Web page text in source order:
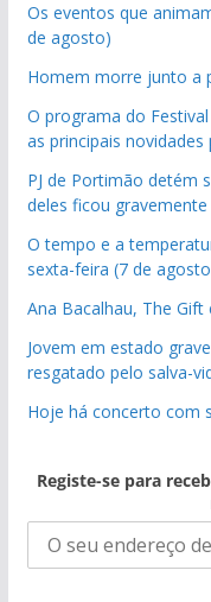
Os eventos que
de agosto)
Homem morre junto a
O programa do
as principais novidades
PJ de Portimão detém
deles ficou
O tempo e a
sexta-feira (7 de
Ana Bacalhau, The
Jovem em estado
resgatado pelo salva-
Hoje há concerto com
Registe-se para